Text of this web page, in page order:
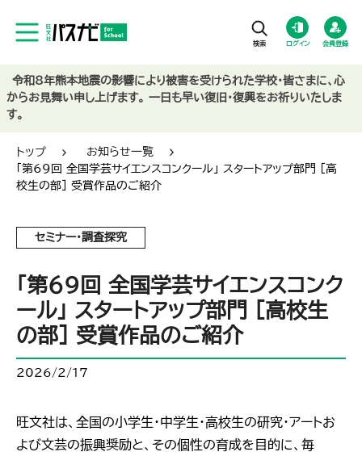
ログイン 会員登録
トップ
お知らせ一覧
「第69回 全国学芸サイエンスコンクール」 スタートアップ部門 ［高
校生の部］ 受賞作品のご紹介
セミナー・調査探究
「第69回 全国学芸サイエンスコンク
ール」 スタートアップ部門 ［高校生
の部］ 受賞作品のご紹介
2026/2/17
旺文社は、全国の小学生・中学生・高校生の研究・アートお
よび文芸の振興奨励と、その個性の育成を目的に、毎
令和8年熊本地震の影響により被害を受けられた学校・皆さまに、心
からお見舞い申し上げます。 一日も早い復旧・復興をお祈りいたしま
す。